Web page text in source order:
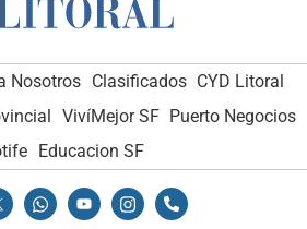
Nosotros Clasificados CYD Litoral
VivíMejor SF Puerto Negocios
Educacion SF